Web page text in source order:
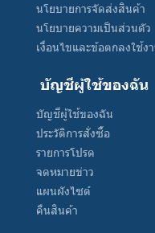
นโยบายการจัดส่งสินค้า
นโยบายความเป็นส่วนตัว
เงื่อนไขและข้อตกลงใช้ง
บัญชีผู้ใช้ของฉัน
บัญชีผู้ใช้ของฉัน
ประวัติการสั่งซื้อ
รายการโปรด
จดหมายข่าว
แผนผังไซต์
คืนสินค้า